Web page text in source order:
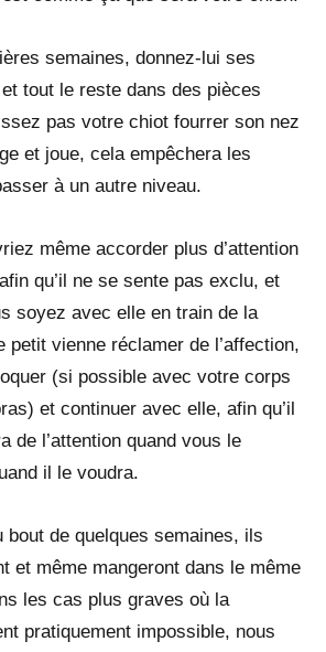
semaines, donnez-lui ses
tout le reste dans des pièces
pas votre chiot fourrer son nez
et joue, cela empêchera les
à un autre niveau.
même accorder plus d’attention
qu’il ne se sente pas exclu, et
soyez avec elle en train de la
petit vienne réclamer de l’affection,
(si possible avec votre corps
et continuer avec elle, afin qu’il
de l’attention quand vous le
il le voudra.
bout de quelques semaines, ils
et même mangeront dans le même
les cas plus graves où la
pratiquement impossible, nous